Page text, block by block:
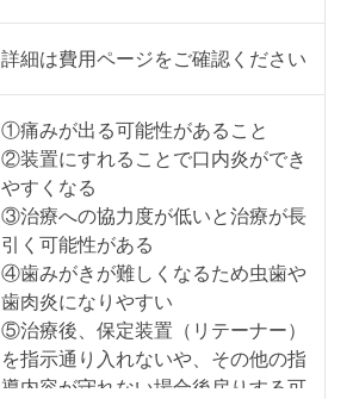
詳細は費用ページをご確認ください
①痛みが出る可能性があること
②装置にすれることで口内炎ができ
やすくなる
③治療への協力度が低いと治療が長
引く可能性がある
④歯みがきが難しくなるため虫歯や
歯肉炎になりやすい
⑤治療後、保定装置（リテーナー）
を指示通り入れないや、その他の指
導内容が守れない場合後戻りする可